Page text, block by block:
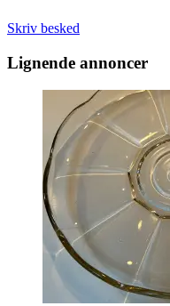
Skriv besked
Lignende annoncer